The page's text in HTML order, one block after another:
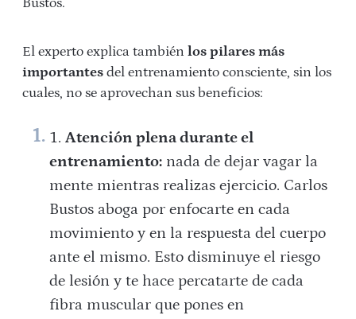
Bustos.
El experto explica también los pilares más
importantes del entrenamiento consciente, sin los
cuales, no se aprovechan sus beneficios:
Atención plena durante el
entrenamiento:nada de dejar vagar la
mente mientras realizas ejercicio. Carlos
Bustos aboga por enfocarte en cada
movimiento y en la respuesta del cuerpo
ante el mismo. Esto disminuye el riesgo
de lesión y te hace percatarte de cada
fibra muscular que pones en